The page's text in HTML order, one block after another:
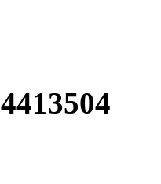
4413504